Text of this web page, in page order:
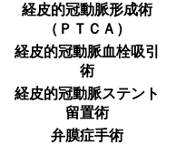
経皮的冠動脈形成術
（ＰＴＣＡ）
経皮的冠動脈血栓吸引
術
経皮的冠動脈ステント
留置術
弁膜症手術